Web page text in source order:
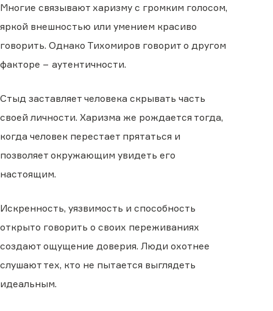
Многие связывают харизму с громким голосом,
яркой внешностью или умением красиво
говорить. Однако Тихомиров говорит о другом
факторе − аутентичности.
Стыд заставляет человека скрывать часть
своей личности. Харизма же рождается тогда,
когда человек перестает прятаться и
позволяет окружающим увидеть его
настоящим.
Искренность, уязвимость и способность
открыто говорить о своих переживаниях
создают ощущение доверия. Люди охотнее
слушают тех, кто не пытается выглядеть
идеальным.